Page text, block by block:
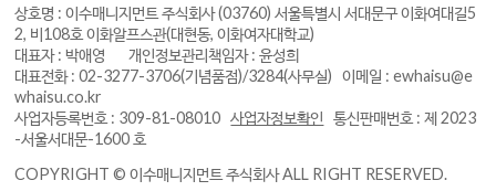
상호명 : 이수매니지먼트 주식회사(03760) 서울특별시 서대문구 이화여대길5
2, 비108호 이화알프스관(대현동, 이화여자대학교)
대표자 : 박애영 개인정보관리책임자 : 윤성희
대표전화 : 02-3277-3706(기념품점)/3284(사무실) 이메일 : ewhaisu@e
whaisu.co.kr
사업자등록번호 : 309-81-08010사업자정보확인 통신판매번호 : 제 2023
-서울서대문-1600 호
COPYRIGHT © 이수매니지먼트 주식회사 ALL RIGHT RESERVED.